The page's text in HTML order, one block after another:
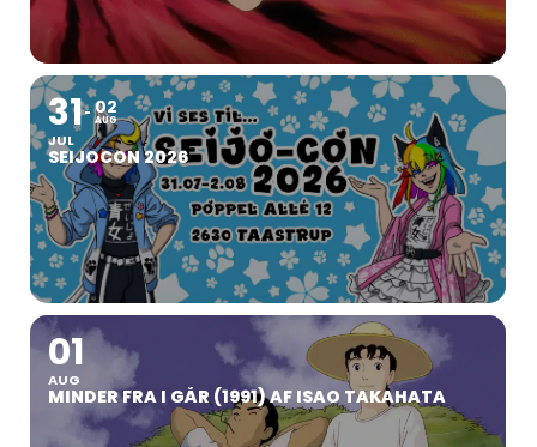
31
JUL
02
AUG
SEIJOCON 2026
01
AUG
MINDER FRA I GÅR (1991) AF ISAO TAKAHATA